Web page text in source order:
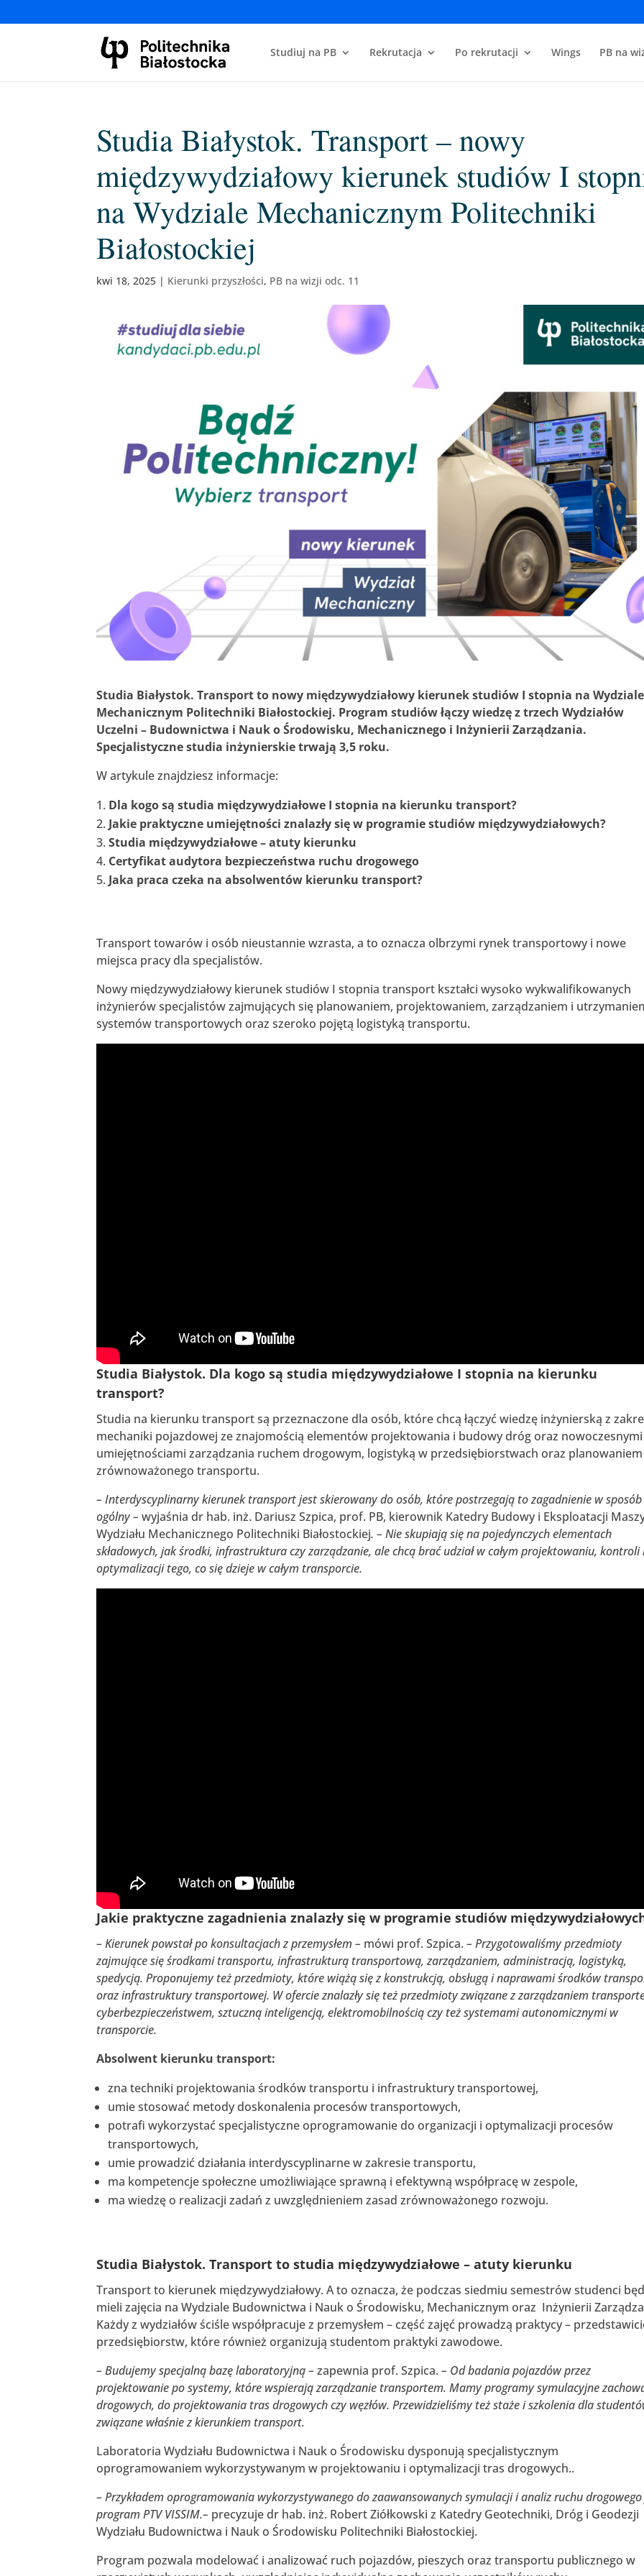
Studiuj na PB Rekrutacja Po rekrutacji Wings PB na
Studia Białystok. Transport – nowy
międzywydziałowy kierunek studiów I
na Wydziale Mechanicznym Politechniki
Białostockiej
kwi 18, 2025 | Kierunki przyszłości, PB na wizji odc. 11
Studia Białystok. Transport to nowy międzywydziałowy kierunek studiów I stopnia na Wydziale
Mechanicznym Politechniki Białostockiej. Program studiów łączy wiedzę z trzech Wydziałów
Uczelni – Budownictwa i Nauk o Środowisku, Mechanicznego i Inżynierii Zarządzania.
Specjalistyczne studia inżynierskie trwają 3,5 roku.
W artykule znajdziesz informacje:
Dla kogo są studia międzywydziałowe I stopnia na kierunku transport?
Jakie praktyczne umiejętności znalazły się w programie studiów międzywydziałowych?
Studia międzywydziałowe – atuty kierunku
Certyfikat audytora bezpieczeństwa ruchu drogowego
Jaka praca czeka na absolwentów kierunku transport?
Transport towarów i osób nieustannie wzrasta, a to oznacza olbrzymi rynek transportowy i nowe
miejsca pracy dla specjalistów.
Nowy międzywydziałowy kierunek studiów I stopnia transport kształci wysoko wykwalifikowanych
inżynierów specjalistów zajmujących się planowaniem, projektowaniem, zarządzaniem i
systemów transportowych oraz szeroko pojętą logistyką transportu.
Studia Białystok. Dla kogo są studia międzywydziałowe I stopnia na kierunku
transport?
Studia na kierunku transport są przeznaczone dla osób, które chcą łączyć wiedzę inżynierską z
mechaniki pojazdowej ze znajomością elementów projektowania i budowy dróg oraz nowoczesnymi
umiejętnościami zarządzania ruchem drogowym, logistyką w przedsiębiorstwach oraz planowaniem
zrównoważonego transportu.
– Interdyscyplinarny kierunek transport jest skierowany do osób, które postrzegają to zagadnienie w sposób
ogólny – wyjaśnia dr hab. inż. Dariusz Szpica, prof. PB, kierownik Katedry Budowy i Eksploatacji
Wydziału Mechanicznego Politechniki Białostockiej. – Nie skupiają się na pojedynczych elementach
składowych, jak środki, infrastruktura czy zarządzanie, ale chcą brać udział w całym projektowaniu, kontroli
optymalizacji tego, co się dzieje w całym transporcie.
Jakie praktyczne zagadnienia znalazły się w programie studiów
– Kierunek powstał po konsultacjach z przemysłem – mówi prof. Szpica.– Przygotowaliśmy przedmioty
zajmujące się środkami transportu, infrastrukturą transportową, zarządzaniem, administracją, logistyką,
spedycją. Proponujemy też przedmioty, które wiążą się z konstrukcją, obsługą i naprawami środków
oraz infrastruktury transportowej. W ofercie znalazły się też przedmioty związane z zarządzaniem
cyberbezpieczeństwem, sztuczną inteligencją, elektromobilnością czy też systemami autonomicznymi w
transporcie.
Absolwent kierunku transport:
zna techniki projektowania środków transportu i infrastruktury transportowej,
umie stosować metody doskonalenia procesów transportowych,
potrafi wykorzystać specjalistyczne oprogramowanie do organizacji i optymalizacji procesów
transportowych,
umie prowadzić działania interdyscyplinarne w zakresie transportu,
ma kompetencje społeczne umożliwiające sprawną i efektywną współpracę w zespole,
ma wiedzę o realizacji zadań z uwzględnieniem zasad zrównoważonego rozwoju.
Studia Białystok. Transport to studia międzywydziałowe – atuty kierunku
Transport to kierunek międzywydziałowy. A to oznacza, że podczas siedmiu semestrów studenci
mieli zajęcia na Wydziale Budownictwa i Nauk o Środowisku, Mechanicznym oraz Inżynierii
Każdy z wydziałów ściśle współpracuje z przemysłem – część zajęć prowadzą praktycy –
przedsiębiorstw, które również organizują studentom praktyki zawodowe.
– Budujemy specjalną bazę laboratoryjną – zapewnia prof. Szpica.– Od badania pojazdów przez
projektowanie posystemy, które wspierają zarządzanie transportem. Mamy programy symulacyjne
drogowych, do projektowania tras drogowych czy węzłów. Przewidzieliśmy też staże i szkolenia dla
związane właśnie z kierunkiem transport.
Laboratoria Wydziału Budownictwa i Nauk o Środowisku dysponują specjalistycznym
oprogramowaniem wykorzystywanym w projektowaniu i optymalizacji tras drogowych..
– Przykładem oprogramowania wykorzystywanego do zaawansowanych symulacji i analiz ruchu
program PTV VISSIM.– precyzuje dr hab. inż. Robert Ziółkowski z Katedry Geotechniki, Dróg i Geodezji
Wydziału Budownictwa i Nauk o Środowisku Politechniki Białostockiej.
Program pozwala modelować i analizować ruch pojazdów, pieszych oraz transportu publicznego w